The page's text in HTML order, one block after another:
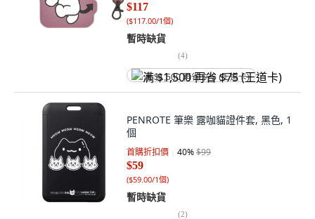
$117
($117.00/1個)
暫時缺貨
(4)
满 $1,500 再省 $75 (王道卡)
PENROTE 筆樂 露咖貓證件套, 黑色, 1
個
首購折扣價 40%$99
$59
($59.00/1個)
暫時缺貨
(2)